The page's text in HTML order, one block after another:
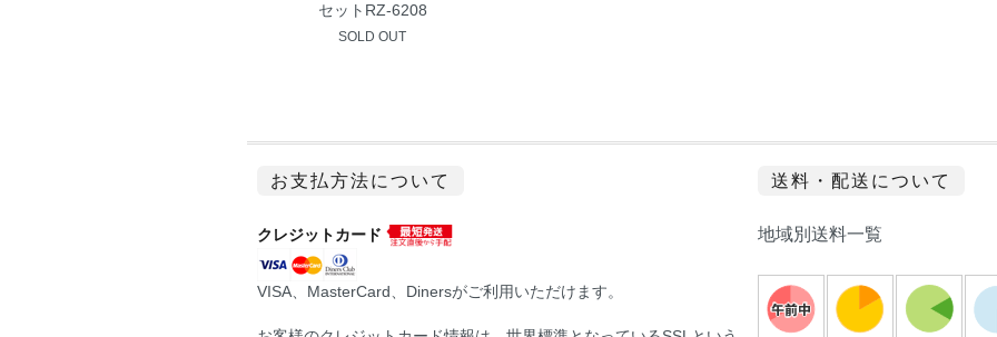
セットRZ-6208
SOLD OUT
お支払方法について
クレジットカード
VISA、MasterCard、Dinersがご利用いただけます。
送料・配送について
地域別送料一覧